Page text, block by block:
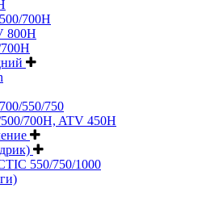
700H
800H
550/750
700H, ATV 450H
550/750/1000